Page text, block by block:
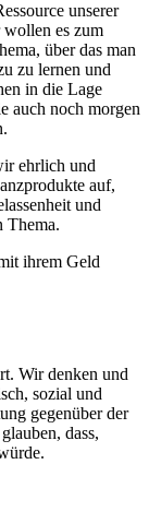
unserer
wollen es zum
über das man
zu lernen und
in die Lage
auch noch morgen
ehrlich und
auf,
und
Thema.
ihrem Geld
Wir denken und
sozial und
gegenüber der
dass,